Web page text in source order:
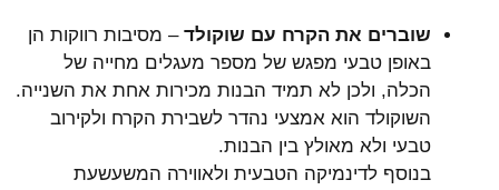
שוברים את הקרח עם שוקולד – מסיבות רווקות הן
באופן טבעי מפגש של מספר מעגלים מחייה של
הכלה, ולכן לא תמיד הבנות מכירות אחת את השנייה.
השוקולד הוא אמצעי נהדר לשבירת הקרח ולקירוב
טבעי ולא מאולץ בין הבנות.
בנוסף לדינמיקה הטבעית ולאווירה המשעשעת